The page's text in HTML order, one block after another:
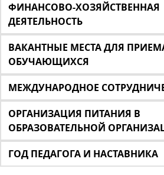
ФИНАНСОВО-ХОЗЯЙСТВЕННАЯ
ДЕЯТЕЛЬНОСТЬ
ВАКАНТНЫЕ МЕСТА ДЛЯ
ОБУЧАЮЩИХСЯ
МЕЖДУНАРОДНОЕ
ОРГАНИЗАЦИЯ ПИТАНИЯ В
ОБРАЗОВАТЕЛЬНОЙ
ГОД ПЕДАГОГА И НАСТАВНИКА